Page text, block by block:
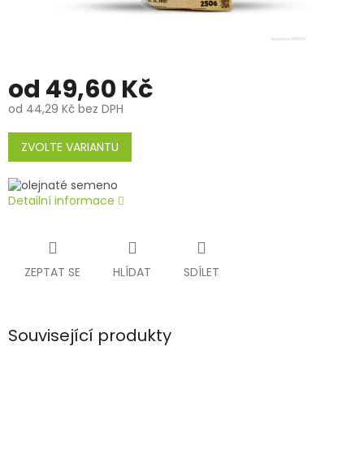
od 49,60 Kč
od 44,29 Kč bez DPH
Měrná
cena:
ZVOLTE VARIANTU
Detailní informace
ZEPTAT SE HLÍDAT SDÍLET
Související produkty